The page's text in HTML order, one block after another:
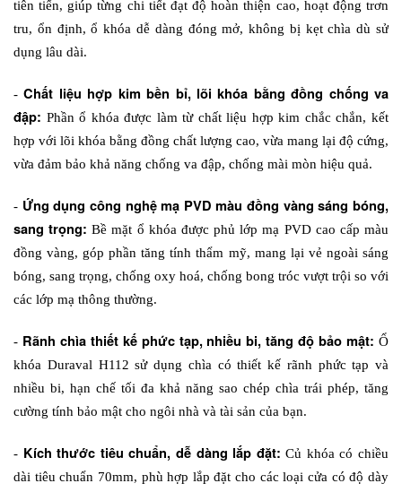
tiên tiến, giúp từng chi tiết đạt độ hoàn thiện cao, hoạt động trơn
tru, ổn định, ổ khóa dễ dàng đóng mở, không bị kẹt chìa dù sử
dụng lâu dài.
- Chất liệu hợp kim bền bỉ, lõi khóa bằng đồng chống va
đập: Phần ổ khóa được làm từ chất liệu hợp kim chắc chắn, kết
hợp với lõi khóa bằng đồng chất lượng cao, vừa mang lại độ cứng,
vừa đảm bảo khả năng chống va đập, chống mài mòn hiệu quả.
- Ứng dụng công nghệ mạ PVD màu đồng vàng sáng bóng,
sang trọng: Bề mặt ổ khóa được phủ lớp mạ PVD cao cấp màu
đồng vàng, góp phần tăng tính thẩm mỹ, mang lại vẻ ngoài sáng
bóng, sang trọng, chống oxy hoá, chống bong tróc vượt trội so với
các lớp mạ thông thường.
- Rãnh chìa thiết kế phức tạp, nhiều bi, tăng độ bảo mật: Ổ
khóa Duraval H112 sử dụng chìa có thiết kế rãnh phức tạp và
nhiều bi, hạn chế tối đa khả năng sao chép chìa trái phép, tăng
cường tính bảo mật cho ngôi nhà và tài sản của bạn.
- Kích thước tiêu chuẩn, dễ dàng lắp đặt: Củ khóa có chiều
dài tiêu chuẩn 70mm, phù hợp lắp đặt cho các loại cửa có độ dày